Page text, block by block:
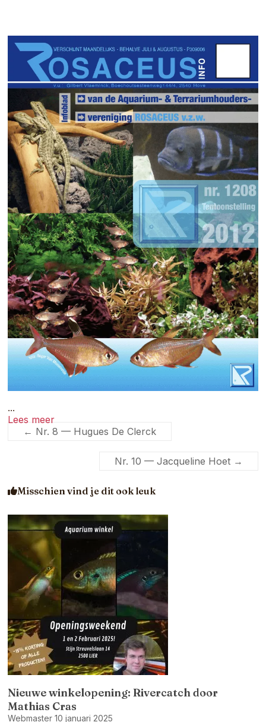
...
Lees meer
← Nr. 8 — Hugues De Clerck
Nr. 10 — Jacqueline Hoet →
Misschien vind je dit ook leuk
Nieuwe winkelopening: Rivercatch door
Mathias Cras
Webmaster 10 januari 2025